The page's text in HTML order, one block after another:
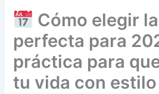
Cómo elegir
perfecta para
práctica para
tu vida con estilo